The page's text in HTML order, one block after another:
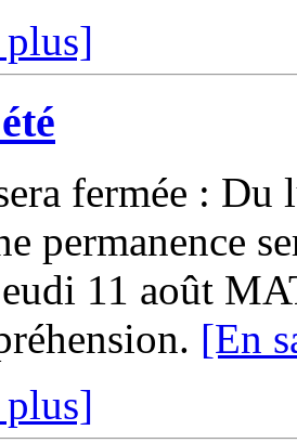
fermée :
permanence
11 août
[En